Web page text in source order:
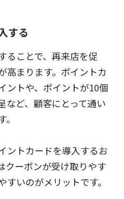
する
ることで、再来店を促
高まります。ポイントカ
ントや、ポイントが10個
など、顧客にとって通い
ントカードを導入するお
クーポンが受け取りやす
すいのがメリットです。